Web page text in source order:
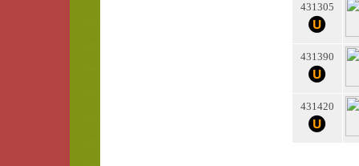
431305
431390
431420